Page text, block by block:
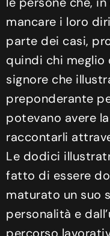
mancare i loro
parte dei casi,
quindi chi
signore che
preponderante
potevano avere
raccontarli
Le dodici
fatto di essere
maturato un suo
personalità e